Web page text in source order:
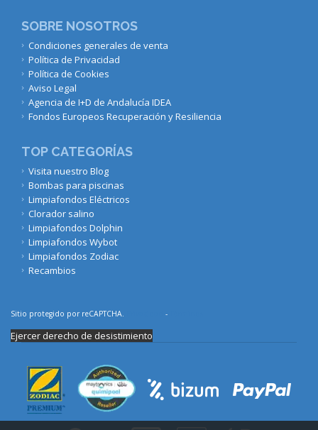
SOBRE NOSOTROS
Condiciones generales de venta
Política de Privacidad
Política de Cookies
Aviso Legal
Agencia de I+D de Andalucía IDEA
Fondos Europeos Recuperación y Resiliencia
TOP CATEGORÍAS
Visita nuestro Blog
Bombas para piscinas
Limpiafondos Eléctricos
Clorador salino
Limpiafondos Dolphin
Limpiafondos Wybot
Limpiafondos Zodiac
Recambios
Sitio protegido por reCAPTCHA. -
Ejercer derecho de desistimiento